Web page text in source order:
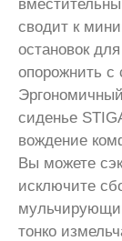
сводит к
остановок
опорожнить с
сиденье
вождение
Вы можете
исключите
тонко